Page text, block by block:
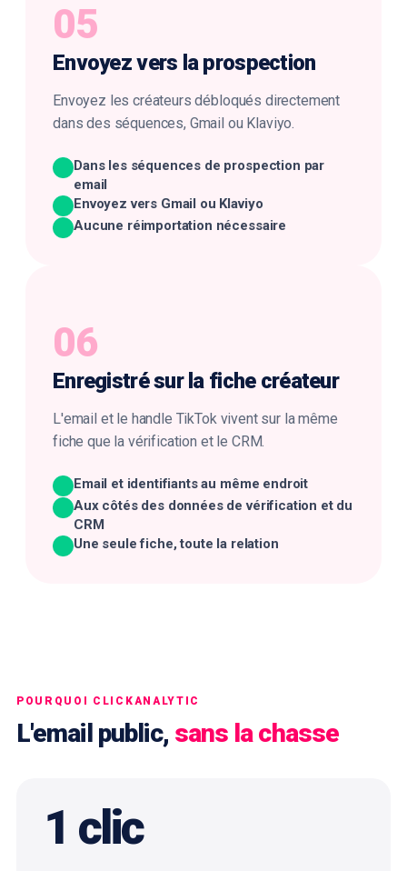
05
Envoyez vers laprospection
Envoyez les créateurs débloqués directement
dans des séquences, Gmail ou Klaviyo.
Dans les séquences de prospection par
email
Envoyez vers Gmail ou Klaviyo
Aucune réimportation nécessaire
06
Enregistré sur la fiche créateur
L'email et le handle TikTok vivent sur la même
fiche que la vérification et le CRM.
Email et identifiants au même endroit
Aux côtés des données de vérification et du
CRM
Une seule fiche, toute la relation
POURQUOI CLICKANALYTIC
L'email public, sans la chasse
1 clic